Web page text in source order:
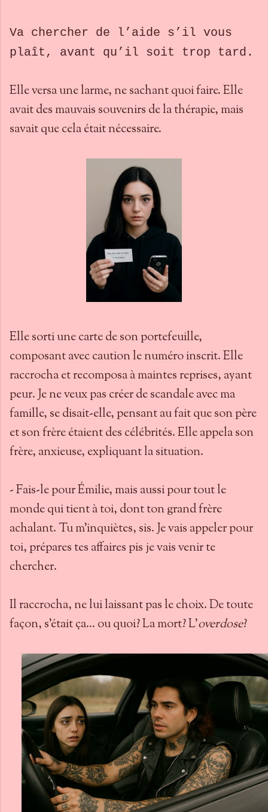
Va chercher de l’aide s’il vous
plaît, avant qu’il soit trop tard.
Elle versa une larme, ne sachant quoi faire. Elle
avait des mauvais souvenirs de la thérapie, mais
savait que cela était nécessaire.
Elle sorti une carte de son portefeuille,
composant avec caution le numéro inscrit. Elle
raccrocha et recomposa à maintes reprises, ayant
peur. Je ne veux pas créer de scandale avec ma
famille, se disait-elle, pensant au fait que son père
et son frère étaient des célébrités. Elle appela son
frère, anxieuse, expliquant la situation.
- Fais-le pour Émilie, mais aussi pour tout le
monde qui tient à toi, dont ton grand frère
achalant. Tu m’inquiètes, sis. Je vais appeler pour
toi, prépares tes affaires pis je vais venir te
chercher.
Il raccrocha, ne lui laissant pas le choix. De toute
façon, s’était ça… ou quoi? La mort? L’overdose?